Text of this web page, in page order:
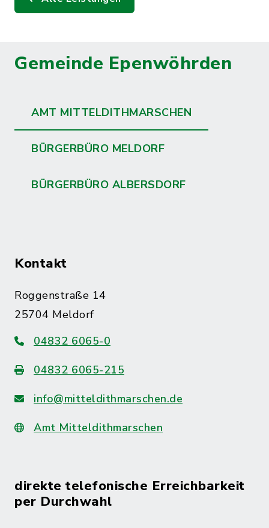
Gemeinde Epenwöhrden
AMT MITTELDITHMARSCHEN
BÜRGERBÜRO MELDORF
BÜRGERBÜRO ALBERSDORF
Kontakt
Roggenstraße 14
25704 Meldorf
04832 6065-0
04832 6065-215
info@mitteldithmarschen.de
Amt Mitteldithmarschen
direkte telefonische Erreichbarkeit
per Durchwahl